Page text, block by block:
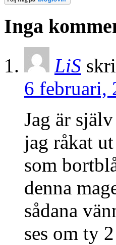
Inga
LiS
6 februari,
Jag är
jag råkat
som
denna
sådana
ses om ty